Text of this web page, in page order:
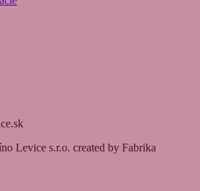
Levice s.r.o. created by Fabrika